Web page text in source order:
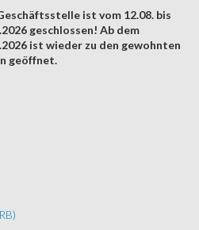
ist vom 12.08. bis
geschlossen! Ab dem
ist wieder zu den gewohnten
geöffnet.